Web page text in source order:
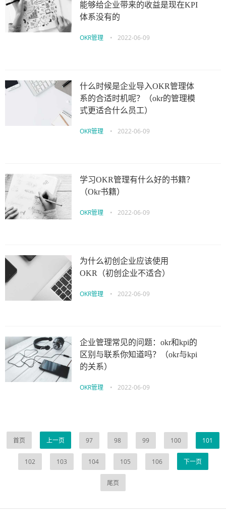
能够给企业带来的收益是现在KPI
体系没有的
OKR管理 • 2022-06-09
什么时候是企业导入OKR管理体
系的合适时机呢？（okr的管理模
式更适合什么员工）
OKR管理 • 2022-06-09
学习OKR管理有什么好的书籍？
（Okr书籍）
OKR管理 • 2022-06-09
为什么初创企业应该使用
OKR（初创企业不适合）
OKR管理 • 2022-06-09
企业管理常见的问题：okr和kpi的
区别与联系你知道吗？（okr与kpi
的关系）
OKR管理 • 2022-06-09
首页 上一页 97 98 99 100 101
102 103 104 105 106 下一页
尾页